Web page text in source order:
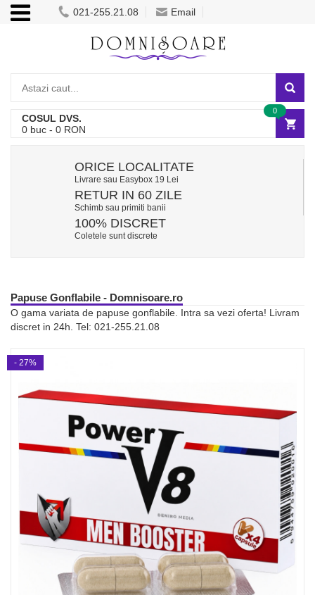
021-255.21.08 Email
COSUL DVS.
0 buc - 0 RON
0
ORICE LOCALITATE
Livrare sau Easybox 19 Lei
RETUR IN 60 ZILE
Schimb sau primiti banii
100% DISCRET
Coletele sunt discrete
Papuse Gonflabile - Domnisoare.ro
O gama variata de papuse gonflabile. Intra sa vezi oferta! Livram
discret in 24h. Tel: 021-255.21.08
- 27%